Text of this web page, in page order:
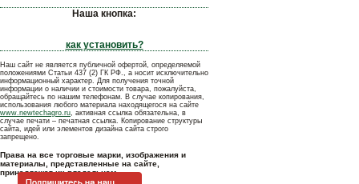
Наша кнопка:
как установить?
Наш сайт не является публичной офертой, определяемой
положениями Статьи 437 (2) ГК РФ., а носит исключительно
информационный характер. Для получения точной
информации о наличии и стоимости товара, пожалуйста,
обращайтесь по нашим телефонам. В случае копирования,
использования любого материала находящегося на сайте
www.newtechagro.ru, активная ссылка обязательна, в
случае печати – печатная ссылка. Копирование структуры
сайта, идей или элементов дизайна сайта строго
запрещено.
Права на все торговые марки, изображения и
материалы, представленные на сайте,
принадлежат их владельцам.